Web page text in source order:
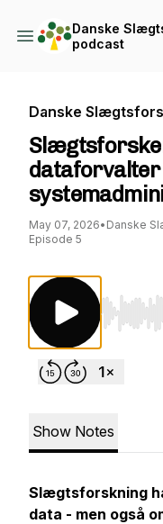
Danske
podcast
Danske
dataforvalter
May 07, 2026• Danske
Episode 5
Use
Show Notes
Slægtsforskning
data - men også